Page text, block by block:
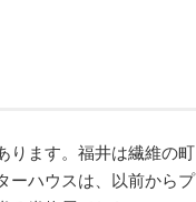
ます。福井は繊維の
ハウスは、以前から